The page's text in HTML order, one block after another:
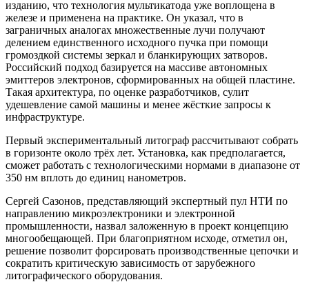
изданию, что технология мультикатода уже воплощена в
железе и применена на практике. Он указал, что в
заграничных аналогах множественные лучи получают
делением единственного исходного пучка при помощи
громоздкой системы зеркал и бланкирующих затворов.
Российский подход базируется на массиве автономных
эмиттеров электронов, сформированных на общей пластине.
Такая архитектура, по оценке разработчиков, сулит
удешевление самой машины и менее жёсткие запросы к
инфраструктуре.
Первый экспериментальный литограф рассчитывают собрать
в горизонте около трёх лет. Установка, как предполагается,
сможет работать с технологическими нормами в диапазоне от
350 нм вплоть до единиц нанометров.
Сергей Сазонов, представляющий экспертный пул НТИ по
направлению микроэлектроники и электронной
промышленности, назвал заложенную в проект концепцию
многообещающей. При благоприятном исходе, отметил он,
решение позволит форсировать производственные цепочки и
сократить критическую зависимость от зарубежного
литографического оборудования.